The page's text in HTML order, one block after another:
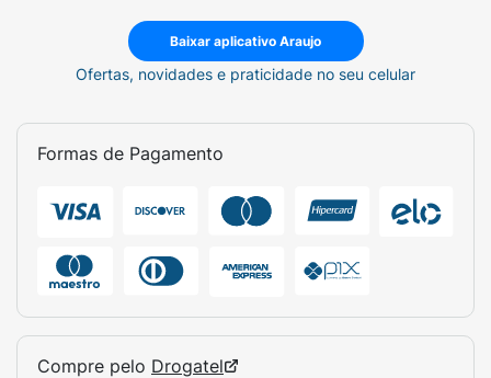
Baixar aplicativo Araujo
Ofertas, novidades e praticidade no seu celular
Formas de Pagamento
Compre pelo Drogatel